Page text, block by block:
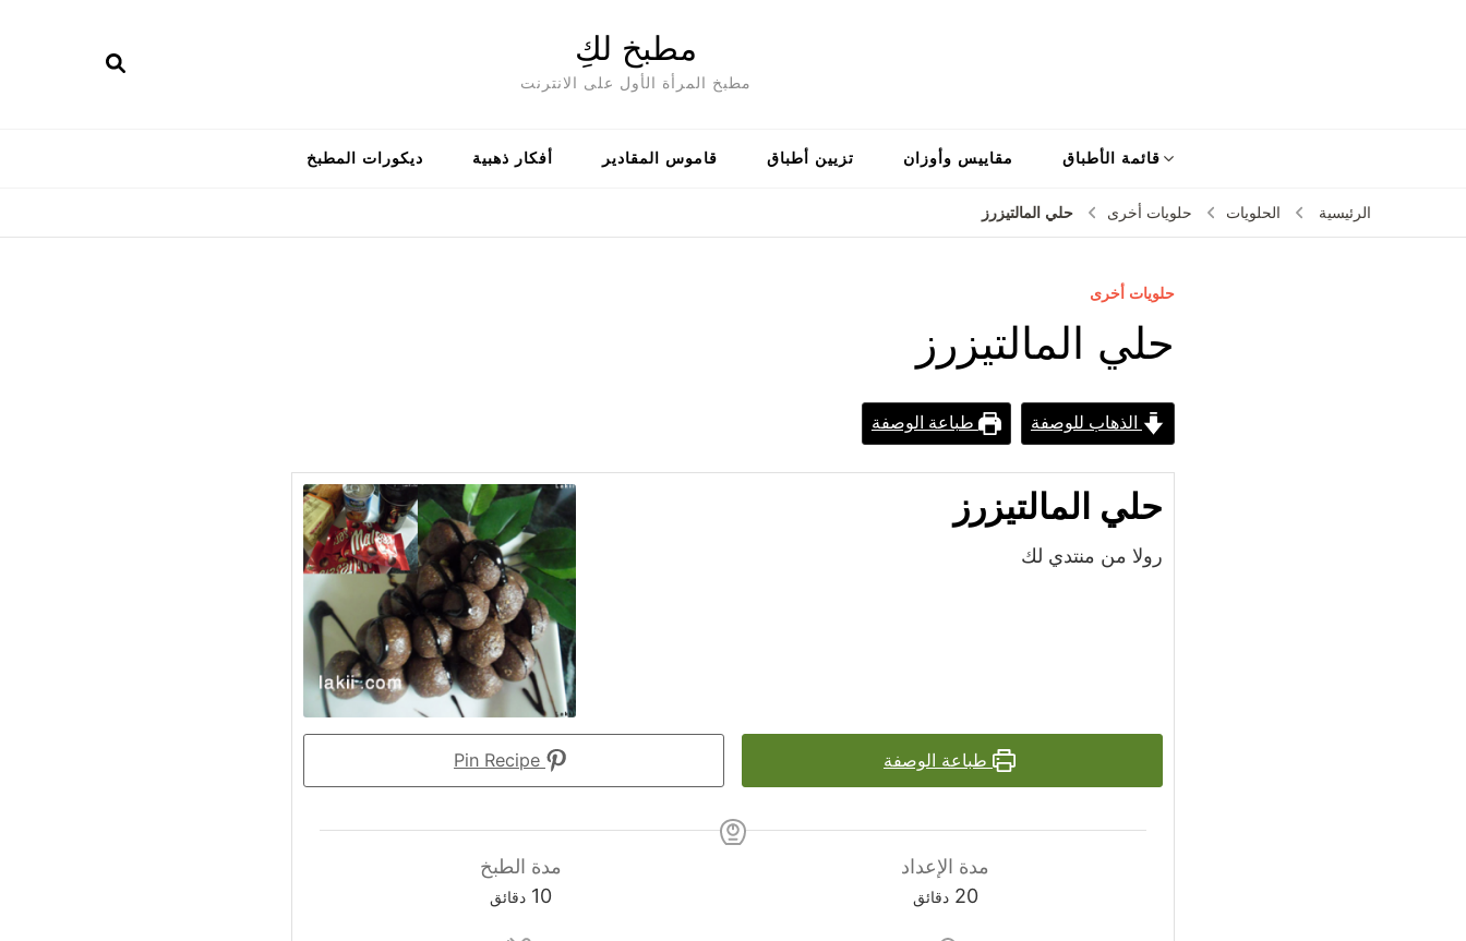
مطبخ لكِ
مطبخ المرأة الأول على الانترنت
قائمة الأطباق مقاييس وأوزان تزيين أطباق قاموس المقادير أفكار ذهبية ديكورات المطبخ
الرئيسية الحلويات حلويات أخرى حلي المالتيزرز
حلويات أخرى
حلي المالتيزرز
الذهاب للوصفة طباعة الوصفة
حلي المالتيزرز
رولا من منتدي لك
طباعة الوصفة Pin Recipe
مدة الإعداد
20 دقائق
دقائق
مدة الطبخ
10 دقائق
دقائق